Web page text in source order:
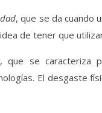
, que se da cuando
de tener que
, que se caracteriza
El desgaste